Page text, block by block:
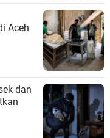
Aceh
dan